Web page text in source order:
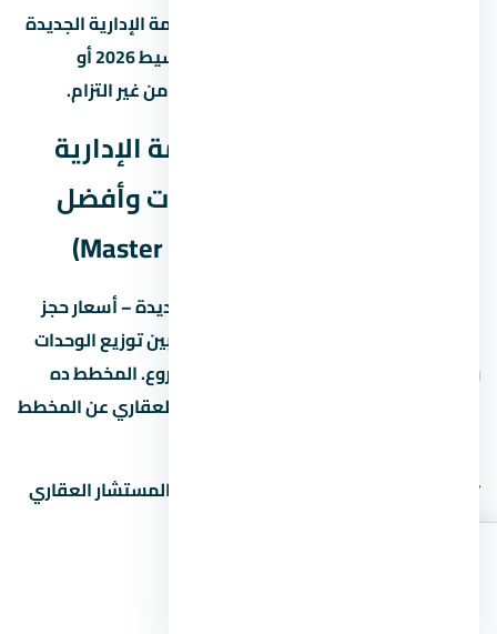
لو عندك أي سؤال عن مول ميد زي العاصمة الإدارية الجديدة
– أسعار حجز الوحدات وأفضل أنظمة التقسيط 2026 أو
مشاريع تانية في احنا هنا علشان نساعدك من غير التزام.
مخطط مول ميد زي العاصمة الإدارية
الجديدة – أسعار حجز الوحدات وأفضل
مخطط مول ميد زي العاصمة الإدارية الجديدة – أسعار حجز
الوحدات وأفضل أنظمة التقسيط 2026 بيبين توزيع الوحدات
والمساحات الخضراء والخدمات داخل المشروع. المخطط ده
بيختلف حسب المرحلة، فاسأل المستشار العقاري عن المخطط
📋
من المستشار العقاري
لمعرفة: